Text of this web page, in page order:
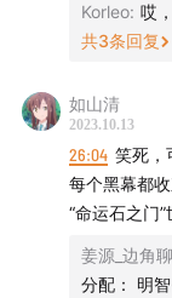
小P：“我
大智慧”
23:00 真实的历
来一段报
本期节目
小说般精
阴谋论对
孔飞力谈
Korleo: 哎
共3条回复
如山清
2023.10.13
26:04 笑死，
每个黑幕都
“命运石之门”
姜源_边角聊
分配： 明智